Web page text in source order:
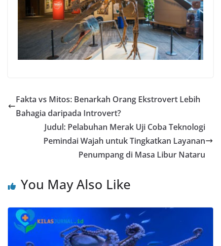
Fakta vs Mitos: Benarkah Orang Ekstrovert Lebih
Bahagia daripada Introvert?
Judul: Pelabuhan Merak Uji Coba Teknologi
Pemindai Wajah untuk Tingkatkan Layanan
Penumpang di Masa Libur Nataru
You May Also Like